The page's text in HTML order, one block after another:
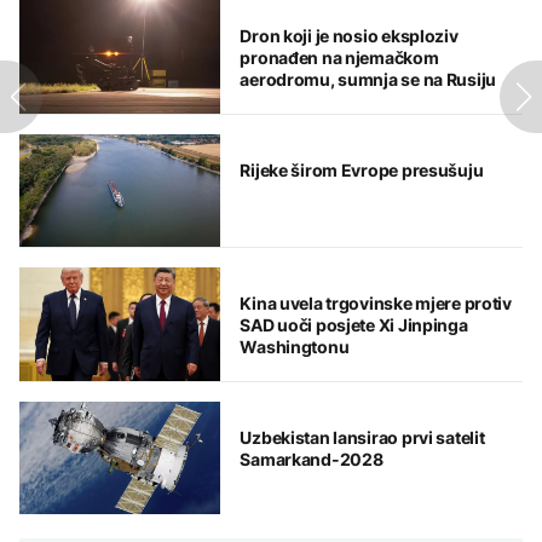
Dron koji je nosio eksploziv
pronađen na njemačkom
aerodromu, sumnja se na Rusiju
Rijeke širom Evrope presušuju
Kina uvela trgovinske mjere protiv
SAD uoči posjete Xi Jinpinga
Washingtonu
Uzbekistan lansirao prvi satelit
Samarkand-2028